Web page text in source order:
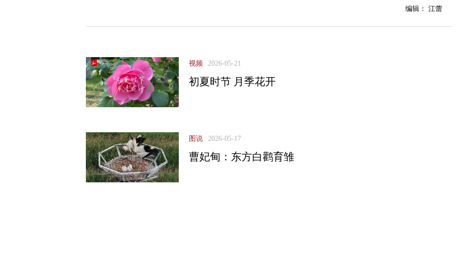
编辑： 江蕾
视频 2026-05-21
初夏时节 月季花开
图说 2026-05-17
曹妃甸：东方白鹳育雏